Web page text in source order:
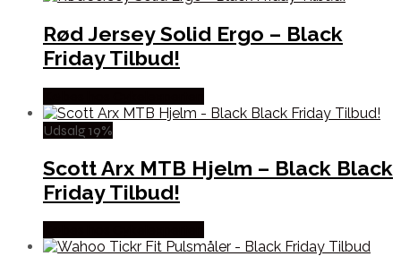
Rød Jersey Solid Ergo – Black
Friday Tilbud!
Udsalg 19%
Scott Arx MTB Hjelm – Black Black
Friday Tilbud!